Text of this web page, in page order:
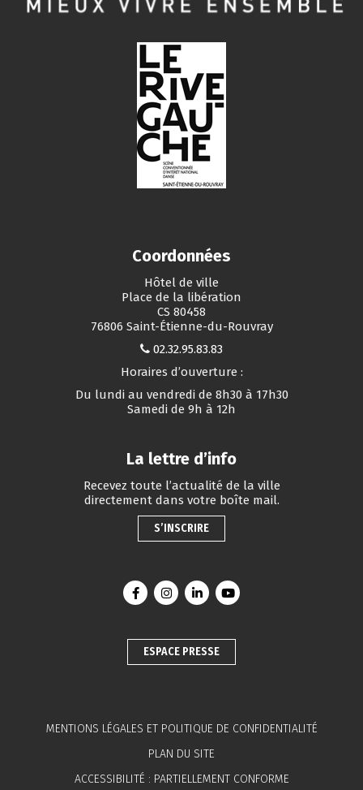
Coordonnées
Hôtel de ville
Place de la libération
CS 80458
76806 Saint-Étienne-du-Rouvray
02.32.95.83.83
Horaires d’ouverture :
Du lundi au vendredi de 8h30 à 17h30
Samedi de 9h à 12h
La lettre d’info
Recevez toute l’actualité de la ville
directement dans votre boîte mail.
S’INSCRIRE
Lien vers le compte Facebook
Lien vers le compte Instagram
Lien vers le compte Linkedin
Lien vers la chaîne
ESPACE PRESSE
MENTIONS LÉGALES ET POLITIQUE DE CONFIDENTIALITÉ
PLAN DU SITE
ACCESSIBILITÉ : PARTIELLEMENT CONFORME